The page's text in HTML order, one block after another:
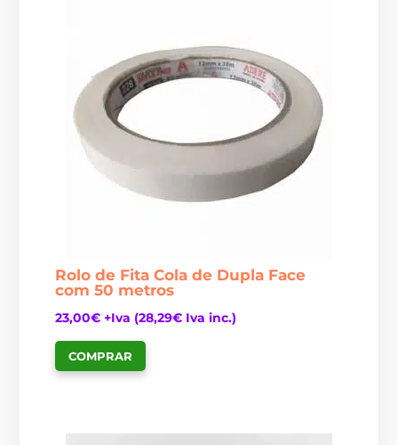
Rolo de Fita Cola de Dupla Face
com 50 metros
23,00€ +Iva (28,29€ Iva inc.)
COMPRAR